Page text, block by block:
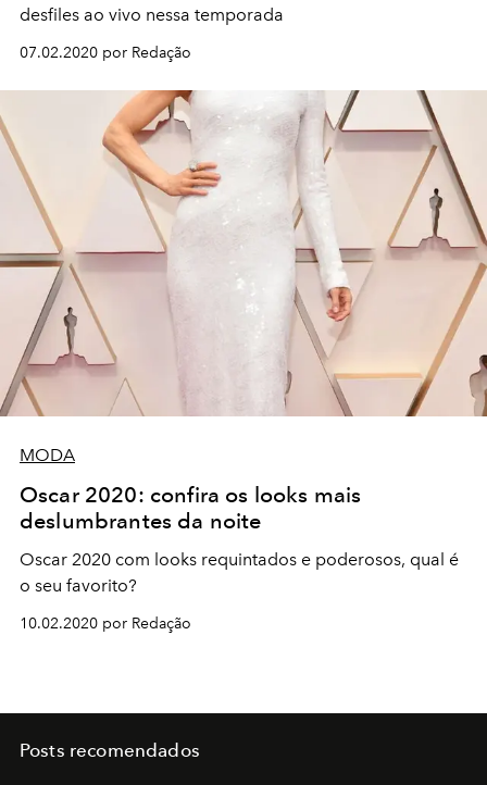
desfiles ao vivo nessa temporada
07.02.2020 por Redação
MODA
Oscar 2020: confira os looks mais
deslumbrantes da noite
Oscar 2020 com looks requintados e poderosos, qual é
o seu favorito?
10.02.2020 por Redação
Posts recomendados